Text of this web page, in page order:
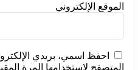
الموقع الإلكتروني
احفظ اسمي، بريدي
المتصفح لاستخدامها المرة